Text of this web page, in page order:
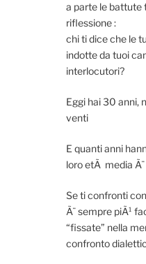
a parte le battute
riflessione :
chi ti dice che le
indotte da tuoi
interlocutori?
Eggi hai 30 anni,
venti
E quanti anni
loro etÃ media
Se ti confronti
Ã¨ sempre piÃ¹
“fissate” nella
confronto